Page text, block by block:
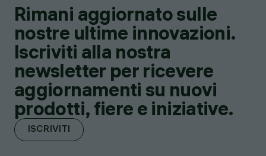
Rimani aggiornato sulle
nostre ultime innovazioni.
Iscriviti alla nostra
newsletter per ricevere
aggiornamenti su nuovi
prodotti, fiere e iniziative.
ISCRIVITI